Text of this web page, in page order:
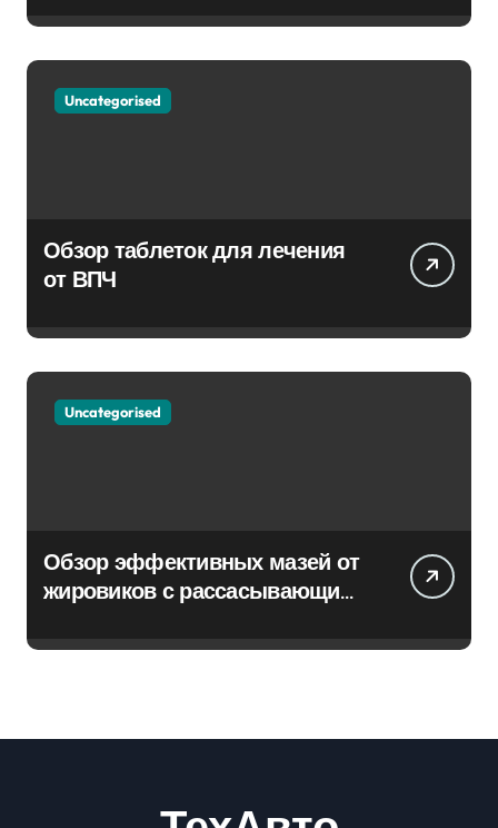
Uncategorised
Обзор таблеток для лечения
от ВПЧ
Uncategorised
Обзор эффективных мазей от
жировиков с рассасывающим